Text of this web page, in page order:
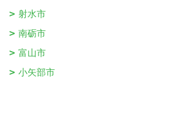
射水市
南砺市
富山市
小矢部市